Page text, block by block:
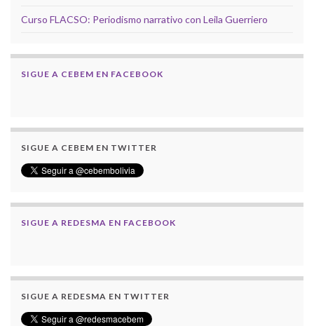
Curso FLACSO: Periodismo narrativo con Leila Guerriero
SIGUE A CEBEM EN FACEBOOK
SIGUE A CEBEM EN TWITTER
SIGUE A REDESMA EN FACEBOOK
SIGUE A REDESMA EN TWITTER